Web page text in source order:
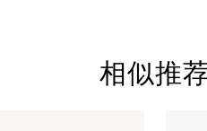
相似推
跳过循环展示或使用跳过链